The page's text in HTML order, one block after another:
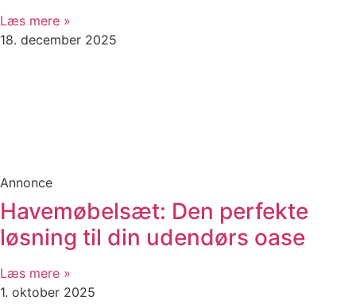
Læs mere »
18. december 2025
Annonce
Havemøbelsæt: Den perfekte
løsning til din udendørs oase
Læs mere »
1. oktober 2025